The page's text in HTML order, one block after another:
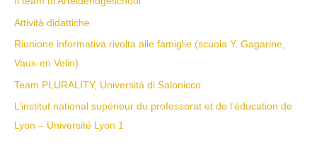
o
r
:
Attività didattiche
Riunione informativa rivolta alle famiglie (scuola Y. Gagarine,
Vaux-en Velin)
Team PLURALITY, Università di Salonicco
L’institut national supérieur du professorat et de l’éducation de
Lyon – Université Lyon 1